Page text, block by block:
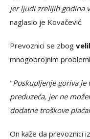
jer ljudi zrelijih godina
naglasio je Kovačević.
Prevoznici se zbog
mnogobrojnim
"Poskupljenje goriva je
preduzeća, jer ne
dodatne troškove
On kaže da prevoznici